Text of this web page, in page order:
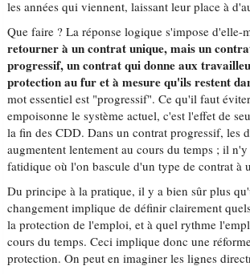
les années qui viennent, laissant leur place à
Que faire ? La réponse logique s'impose d'elle-
retourner à un contrat unique, mais un
progressif, un contrat qui donne aux
protection au fur et à mesure qu'ils restent
mot essentiel est "progressif". Ce qu'il faut
empoisonne le système actuel, c'est l'effet de
la fin des CDD. Dans un contrat progressif, les
augmentent lentement au cours du temps ; il
fatidique où l'on bascule d'un type de contrat à
Du principe à la pratique, il y a bien sûr plus
changement implique de définir clairement
la protection de l'emploi, et à quel rythme
cours du temps. Ceci implique donc une
protection. On peut en imaginer les lignes